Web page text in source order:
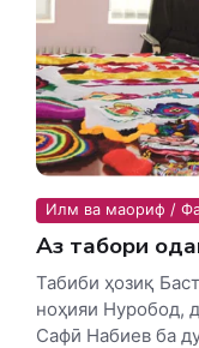
Илм ва маориф /
Аз табори
Табиби ҳозиқ
ноҳияи Нуробод,
Сафӣ Набиев ба